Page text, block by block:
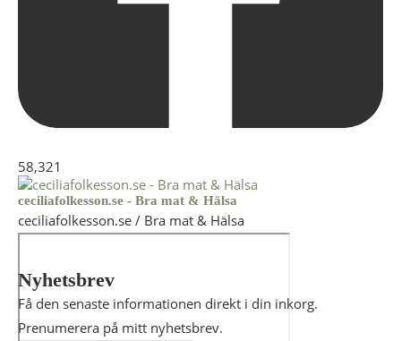
58,321
ceciliafolkesson.se - Bra mat & Hälsa
ceciliafolkesson.se / Bra mat & Hälsa
Nyhetsbrev
Få den senaste informationen direkt i din inkorg.
Prenumerera på mitt nyhetsbrev.